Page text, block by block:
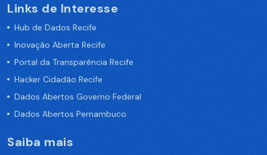
Links de Interesse
Hub de Dados Recife
Inovação Aberta Recife
Portal da Transparência Recife
Hacker Cidadão Recife
Dados Abertos Governo Federal
Dados Abertos Pernambuco
Saiba mais